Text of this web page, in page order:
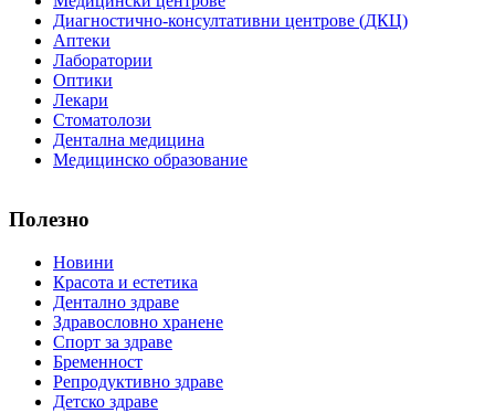
Диагностично-консултативни центрове (ДКЦ)
Аптеки
Лаборатории
Оптики
Лекари
Стоматолози
Дентална медицина
Медицинско образование
Полезно
Новини
Красота и естетика
Дентално здраве
Здравословно хранене
Спорт за здраве
Бременност
Репродуктивно здраве
Детско здраве